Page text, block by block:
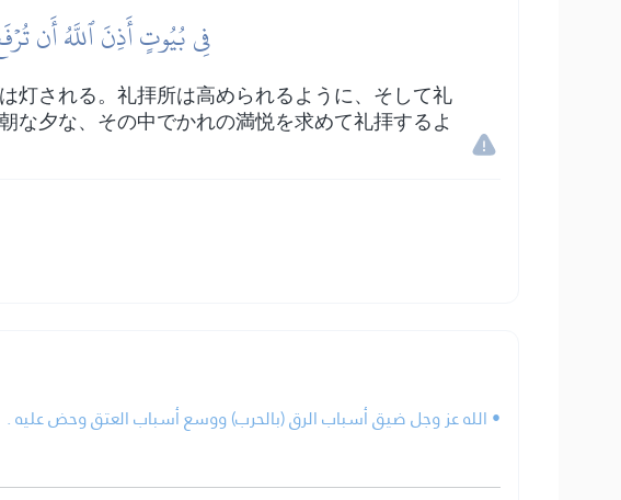
فِي بُيُوتٍ أَذِنَ ٱللَّهُ أَن
灯される。礼拝所は高められるように、そして礼
な夕な、その中でかれの満悦を求めて礼拝するよ
• الله عز وجل ضيق أسباب الرق (بالحرب) ووسع أسباب العتق وحض عليه .